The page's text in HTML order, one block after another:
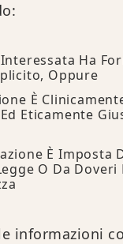
Ha
Oppure
È
Eticamente
È Imposta
O Da Doveri
informazioni